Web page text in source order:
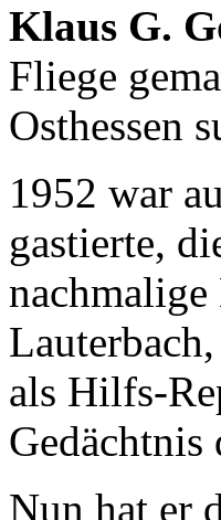
Klaus G.
Fliege
Osthessen
1952 war
gastierte,
als Hilfs-
Gedächtnis
Nun hat er